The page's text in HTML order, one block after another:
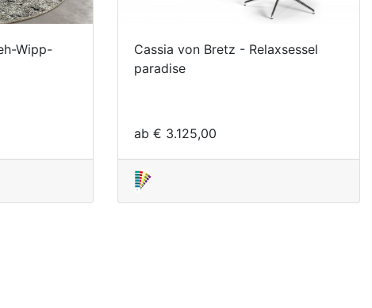
Wipp-
Cassia von Bretz - Relaxsessel
paradise
ab € 3.125,00